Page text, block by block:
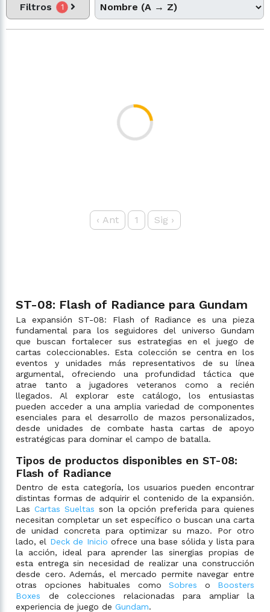
Filtros 1
‹ Ant 1 Sig ›
ST-08: Flash of Radiance para Gundam
La expansión ST-08: Flash of Radiance es una pieza
fundamental para los seguidores del universo Gundam
que buscan fortalecer sus estrategias en el juego de
cartas coleccionables. Esta colección se centra en los
eventos y unidades más representativos de su línea
argumental, ofreciendo una profundidad táctica que
atrae tanto a jugadores veteranos como a recién
llegados. Al explorar este catálogo, los entusiastas
pueden acceder a una amplia variedad de componentes
esenciales para el desarrollo de mazos personalizados,
desde unidades de combate hasta cartas de apoyo
estratégicas para dominar el campo de batalla.
Tipos de productos disponibles en ST-08:
Flash of Radiance
Dentro de esta categoría, los usuarios pueden encontrar
distintas formas de adquirir el contenido de la expansión.
Las Cartas Sueltas son la opción preferida para quienes
necesitan completar un set específico o buscan una carta
de unidad concreta para optimizar su mazo. Por otro
lado, el Deck de Inicio ofrece una base sólida y lista para
la acción, ideal para aprender las sinergias propias de
esta entrega sin necesidad de realizar una construcción
desde cero. Además, el mercado permite navegar entre
otras opciones habituales como Sobres o Boosters
Boxes de colecciones relacionadas para ampliar la
experiencia de juego de Gundam.